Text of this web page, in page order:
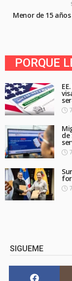
Menor de 15
PORQUE
de
SIGUEME